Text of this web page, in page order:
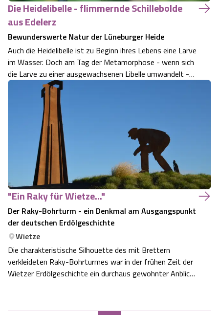
Die Heidelibelle - flimmernde Schillebolde
aus Edelerz
Bewunderswerte Natur der Lüneburger Heide
Auch die Heidelibelle ist zu Beginn ihres Lebens eine Larve
im Wasser. Doch am Tag der Metamorphose - wenn sich
die Larve zu einer ausgewachsenen Libelle umwandelt -
klettert sie an einem Pflanzenhalm aus dem Wasser und
entflatet sich zu einer rotschillernden Libelle. Die
Heidelibelle ist sofort f…
"Ein Raky für Wietze..."
Der Raky-Bohrturm - ein Denkmal am Ausgangspunkt
der deutschen Erdölgeschichte
Wietze
Die charakteristische Silhouette des mit Brettern
verkleideten Raky-Bohrturmes war in der frühen Zeit der
Wietzer Erdölgeschichte ein durchaus gewohnter Anblick
(1868 -1943) , einem wagem…